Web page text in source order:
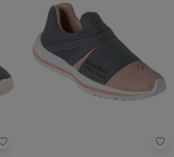
Perfecta - Tênis Esporte